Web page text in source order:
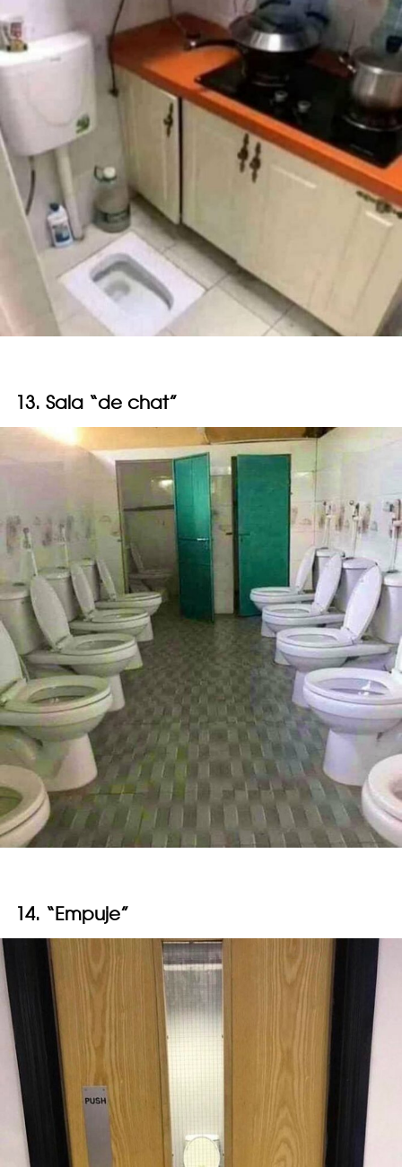
13. Sala “de chat”
14. “Empuje”